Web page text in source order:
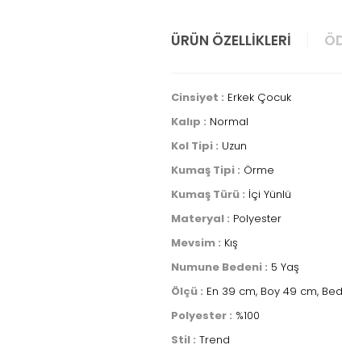
ÜRÜN ÖZELLIKLERI
Cinsiyet : Erkek Çocuk
Kalıp : Normal
Kol Tipi : Uzun
Kumaş Tipi : Örme
Kumaş Türü : İçi Yünlü
Materyal : Polyester
Mevsim : Kış
Numune Bedeni : 5 Yaş
Ölçü : En 39 cm, Boy 49 cm,
Polyester : %100
Stil : Trend